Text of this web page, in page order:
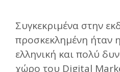
Συγκεκριμένα στην
προσκεκλημένη ήταν
ελληνική και πολύ
χώρο του Digital